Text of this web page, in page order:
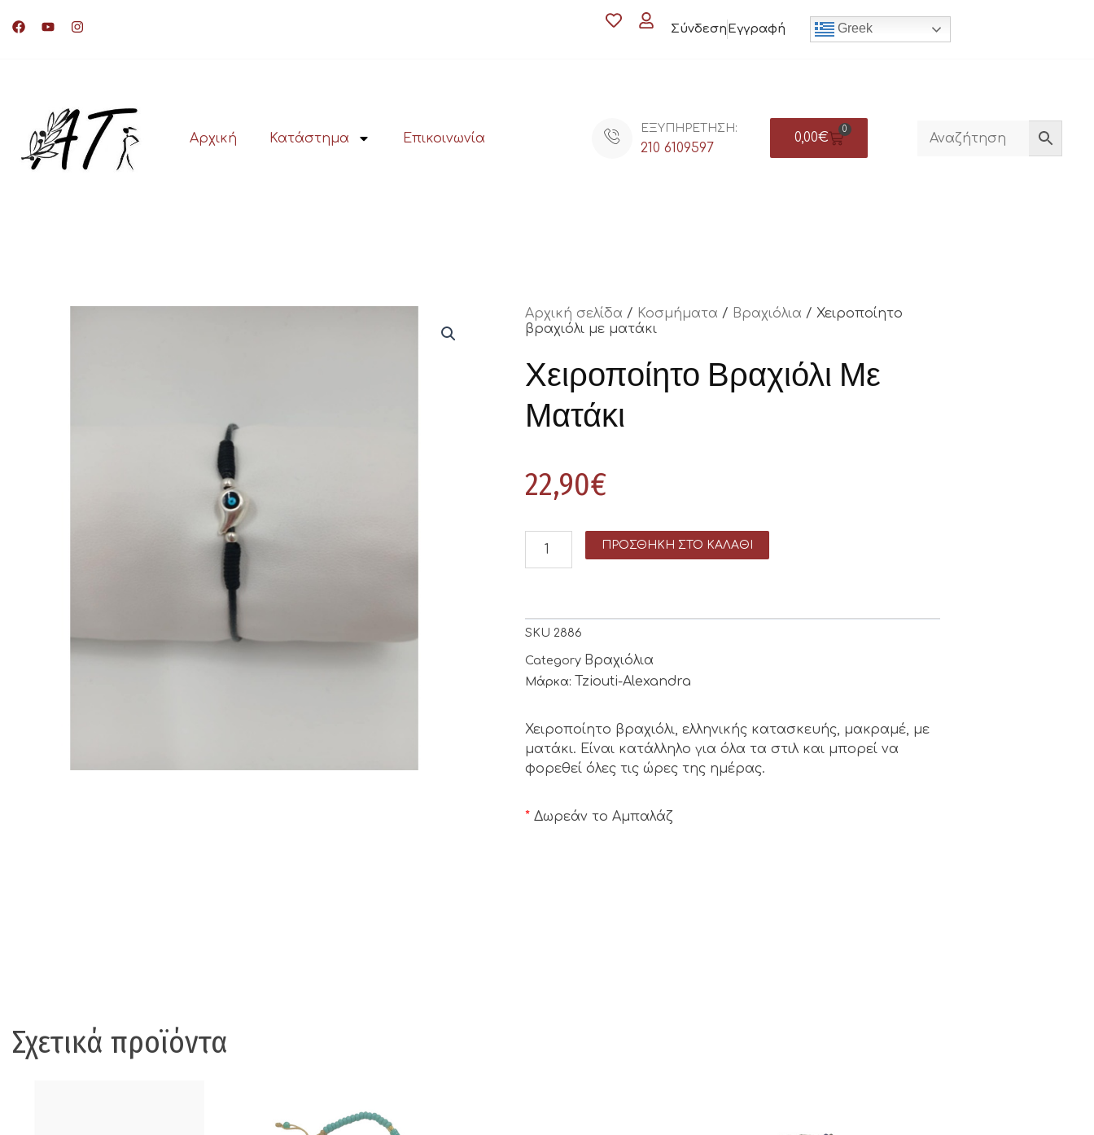
Σύνδεση Εγγραφή Greek
Αρχική Κατάστημα Επικοινωνία
ΕΞΥΠΗΡΕΤΗΣΗ:
210 6109597
0,00€
0
Αρχική σελίδα / Κοσμήματα / Βραχιόλια / Χειροποίητο
βραχιόλι με ματάκι
Χειροποίητο Βραχιόλι Με
Ματάκι
22,90€
ΠΡΟΣΘΉΚΗ ΣΤΟ ΚΑΛΆΘΙ
SKU 2886
Category Βραχιόλια
Μάρκα: Tziouti-Alexandra
Χειροποίητο βραχιόλι, ελληνικής κατασκευής, μακραμέ, με
ματάκι. Είναι κατάλληλο για όλα τα στιλ και μπορεί να
φορεθεί όλες τις ώρες της ημέρας.
* Δωρεάν το Αμπαλάζ
Σχετικά προϊόντα